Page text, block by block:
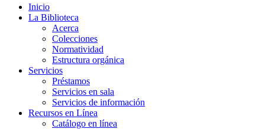
Inicio
La Biblioteca
Acerca
Colecciones
Normatividad
Estructura orgánica
Servicios
Préstamos
Servicios en sala
Servicios de información
Recursos en Línea
Catálogo en línea